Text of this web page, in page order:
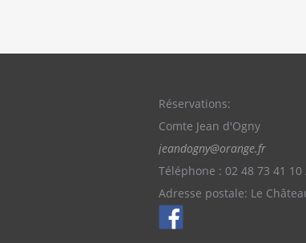
Réservations:
Comte Jean d'Ogny
jeandogny@orange.fr
Téléphone : 02 48 73 41
Adresse postale: Le